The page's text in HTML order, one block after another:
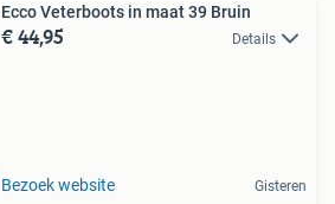
Ecco Veterboots in maat 39 Bruin
€ 44,95 Details
Bezoek website Gisteren